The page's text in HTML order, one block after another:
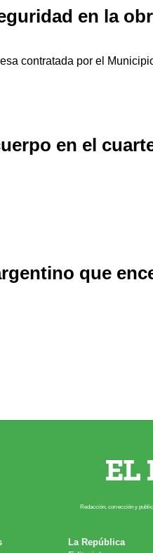
en la
contratada por el
en el
que
Redacción, corrección y
La República